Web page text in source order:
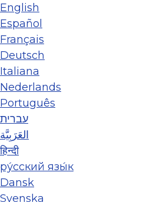
English
Español
Français
Deutsch
Italiana
Nederlands
Português
עברית
العَرَبِيَّة
हिन्दी
ру́сский язы́к
Dansk
Svenska